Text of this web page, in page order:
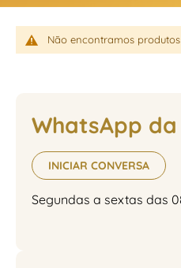
Não encontramos
WhatsApp
INICIAR CONVERSA
Segundas a sextas das